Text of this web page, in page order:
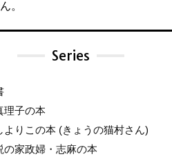
。
Series
理子の本
よりこの本 (きょうの猫村さん)
の家政婦・志麻の本